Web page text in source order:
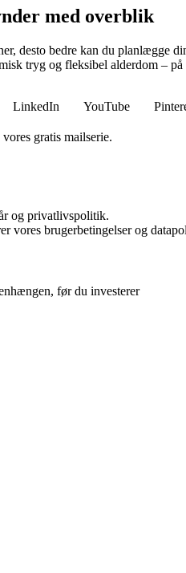
med overblik
desto bedre kan du planlægge
tryg og fleksibel alderdom – på
LinkedIn YouTube
gratis mailserie.
og privatlivspolitik.
vores brugerbetingelser og
før du investerer